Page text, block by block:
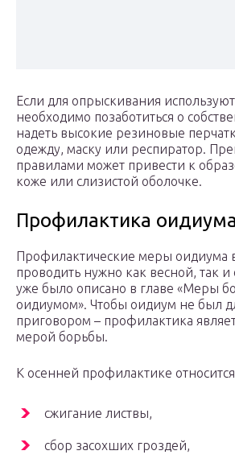
Если для опрыскивания
необходимо позаботиться о
надеть высокие резиновые
одежду, маску или респиратор.
правилами может привести к
коже или слизистой оболочке.
Профилактика оидиума
Профилактические меры оидиума
проводить нужно как весной, так
уже было описано в главе «Меры
оидиумом». Чтобы оидиум не был
приговором – профилактика
мерой борьбы.
К осенней профилактике
сжигание листвы,
сбор засохших гроздей,